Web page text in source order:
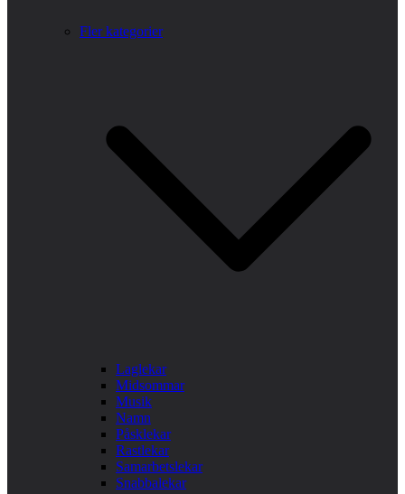
Fler kategorier
Laglekar
Midsommar
Musik
Namn
Påsklekar
Rastlekar
Samarbetslekar
Snabbalekar